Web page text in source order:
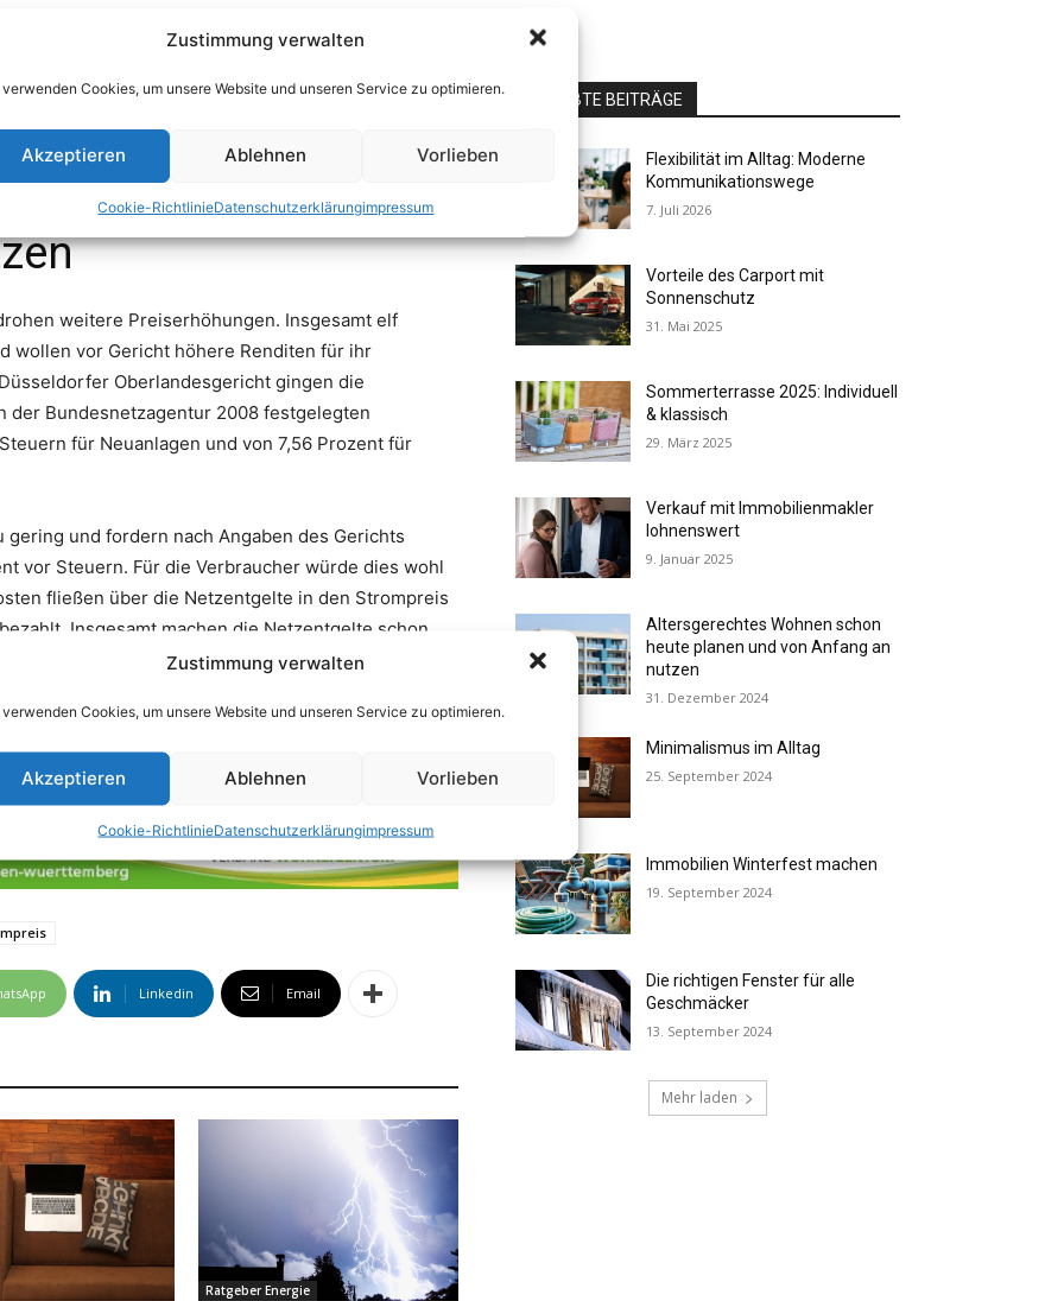
Zustimmung verwalten
verwenden Cookies, um unsere Website und unseren Service zu optimieren.
Akzeptieren Ablehnen Vorlieben
Cookie-RichtlinieDatenschutzerklärungimpressum